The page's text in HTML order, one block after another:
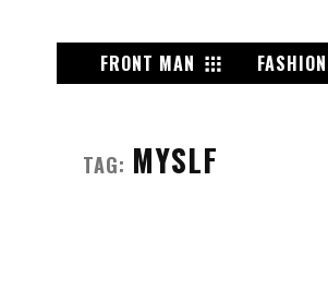
FRONT MAN FASHION
TAG: MYSLF